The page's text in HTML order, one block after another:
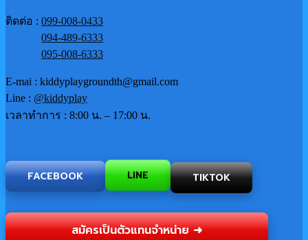
ติดต่อ : 099-008-0433
094-489-6333
095-008-6333
E-mai : kiddyplaygroundth@gmail.com
Line : @kiddyplay
เวลาทำการ : 8:00 น. – 17:00 น.
FACEBOOK LINE TIKTOK
สมัครเป็นตัวแทนจำหน่าย ➜